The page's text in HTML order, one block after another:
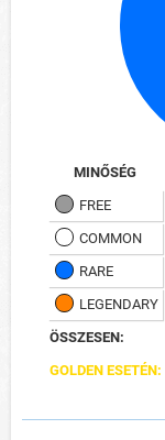
MINŐSÉG
FREE
COMMON
RARE
LEGENDARY
ÖSSZESEN:
GOLDEN ESETÉN: